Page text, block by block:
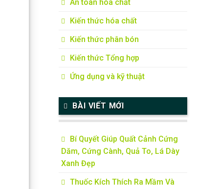
An toàn hóa chất
Kiến thức hóa chất
Kiến thức phân bón
Kiến thức Tổng hợp
Ứng dụng và kỹ thuật
BÀI VIẾT MỚI
Bí Quyết Giúp Quất Cảnh Cứng
Dăm, Cứng Cành, Quả To, Lá Dày
Xanh Đẹp
Thuốc Kích Thích Ra Mầm Và